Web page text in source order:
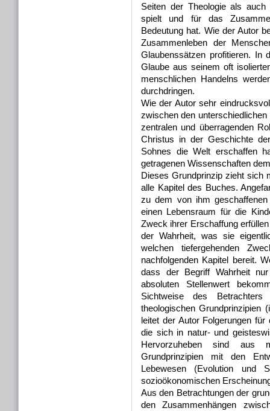
Seiten der Theologie als
spielt und für das
Bedeutung hat. Wie der Autor
Zusammenleben der
Glaubenssätzen profitieren.
Glaube aus seinem oft
menschlichen Handelns
durchdringen.
Wie der Autor sehr
zwischen den
zentralen und überragenden
Christus in der Geschichte
Sohnes die Welt erschaffen
getragenen Wissenschaften
Dieses Grundprinzip zieht sich
alle Kapitel des Buches.
zu dem von ihm
einen Lebensraum für die
Zweck ihrer Erschaffung
der Wahrheit, was sie
welchen tiefergehenden
nachfolgenden Kapitel bereit.
dass der Begriff Wahrheit
absoluten Stellenwert
Sichtweise des
theologischen Grundprinzipien
leitet der Autor Folgerungen
die sich in natur- und
Hervorzuheben sind aus
Grundprinzipien mit den
Lebewesen (Evolution und
sozioökonomischen
Aus den Betrachtungen der
den Zusammenhängen